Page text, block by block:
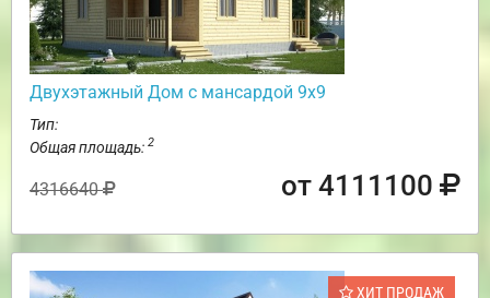
Двухэтажный Дом с мансардой 9х9
Тип:
Общая площадь: 2
4316640 от 4111100
ХИТ ПРОДАЖ